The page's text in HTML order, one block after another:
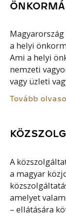
a helyi
Ami a helyi
nemzeti
vagy üzleti
Tovább
A
a magyar
amelyet
– ellátására